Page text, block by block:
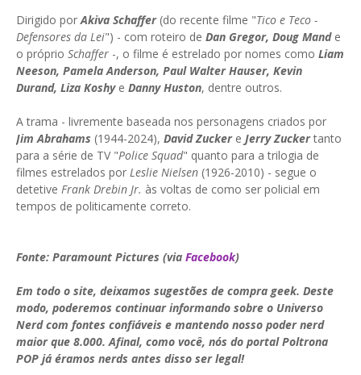
Dirigido porAkiva Schaffer (do recente filme "Tico e Teco -
Defensores da Lei") - com roteiro de Dan Gregor, Doug Mand e
o próprio Schaffer -, o filme é estrelado por nomes como Liam
Neeson, Pamela Anderson, Paul Walter Hauser, Kevin
Durand, Liza Koshye Danny Huston, dentre outros.
A trama - livremente baseada nos personagens criados por
Jim Abrahams (1944-2024), David Zuckere Jerry Zuckertanto
para a série de TV "Police Squad" quanto para a trilogia de
filmes estrelados por Leslie Nielsen (1926-2010) - segue o
detetive Frank Drebin Jr. às voltas de como ser policial em
tempos de politicamente correto.
Fonte: Paramount Pictures (via Facebook)
Em todo o site, deixamos sugestões de compra geek. Deste
modo, poderemos continuar informando sobre o Universo
Nerd com fontes confiáveis e mantendo nosso poder nerd
maior que 8.000. Afinal, como você, nós do portal Poltrona
POP já éramos nerds antes disso ser legal!